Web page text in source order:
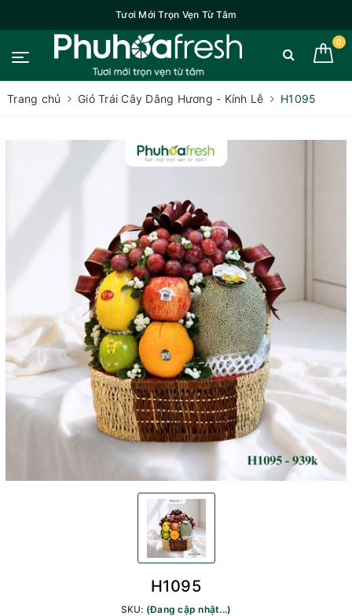
Tươi Mới Trọn Vẹn Từ Tâm
0
Trang chủ Giỏ Trái Cây Dâng Hương - Kính Lễ H1095
H1095
SKU: (Đang cập nhật...)